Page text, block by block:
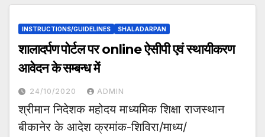
INSTRUCTIONS/GUIDELINES SHALADARPAN
शालादर्पण पोर्टल पर online ऐसीपी एवं स्थायीकरण
आवेदन के सम्बन्ध में
24/10/2020 ADMIN
श्रीमान निदेशक महोदय माध्यमिक शिक्षा राजस्थान
बीकानेर के आदेश क्रमांक-शिविरा/माध्य/